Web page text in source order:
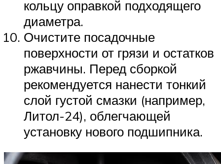
кольцу оправкой подходящего
диаметра.
Очистите посадочные
поверхности от грязи и остатков
ржавчины. Перед сборкой
рекомендуется нанести тонкий
слой густой смазки (например,
Литол-24), облегчающей
установку нового подшипника.